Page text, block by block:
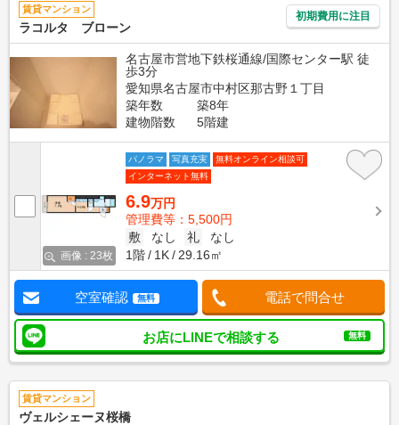
賃貸マンション
ラコルタ ブローン
初期費用に注目
名古屋市営地下鉄桜通線/国際センター駅 徒
歩3分
愛知県名古屋市中村区那古野１丁目
築年数
築8年
建物階数
5階建
画像 : 23枚
パノラマ 写真充実
無料オンライン相談可
インターネット無料
6.9万円
管理費等：5,500円
敷
なし 礼
なし
1階
1K 29.16㎡
空室確認 無料 電話で問合せ
お店にLINEで相談する 無料
賃貸マンション
ヴェルシェーヌ桜橋